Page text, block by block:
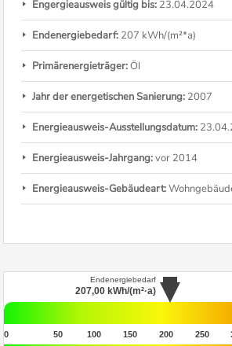
Engergieausweis gültig bis: 23.04.2024
Endenergiebedarf: 207 kWh/(m²*a)
Primärenergieträger:Öl
Jahr der energetischen Sanierung: 2007
Energieausweis-Ausstellungsdatum:
Energieausweis-Jahrgang:vor 2014
Energieausweis-Gebäudeart:
Endenergiebedarf
207,00 kWh/(m²·a)
0 50 100 150 200 250